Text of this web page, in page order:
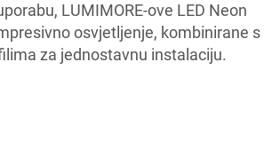
LUMIMORE-ove LED Neon
osvjetljenje, kombinirane s
za jednostavnu instalaciju.